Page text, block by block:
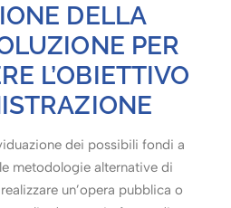
DELLA
PER
L’OBIETTIVO
dei possibili fondi a
metodologie alternative di
un’opera pubblica o